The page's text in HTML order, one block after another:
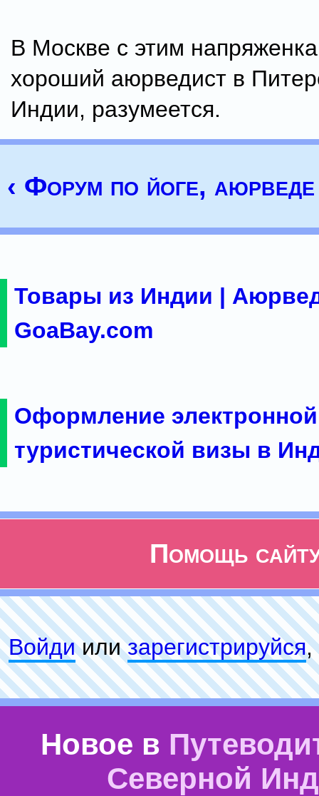
В Москве с этим
хороший аюрведист в
Индии, разумеется.
‹ Форум по йоге,
Товары из Индии |
GoaBay.com
Оформление электронной
туристической визы в
Помощь
Войдиилизарeгиcтpируйся,
Новое в
Северной